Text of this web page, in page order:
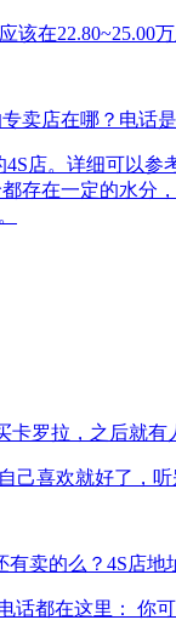
该在
卖店在哪？电话
店。详细可以
存在一定的水
卡罗拉，之后就有
己喜欢就好了，
有卖的么？4S店地
话都在这里：